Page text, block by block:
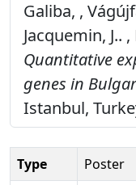
Galiba, ,
Jacquemin, J..
Quantitative
genes in
Istanbul,
Type
Poster